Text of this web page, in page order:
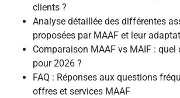
clients ?
Analyse détaillée des différentes
proposées par MAAF et leur
Comparaison MAAF vs MAIF :
pour 2026 ?
FAQ : Réponses aux questions
offres et services MAAF